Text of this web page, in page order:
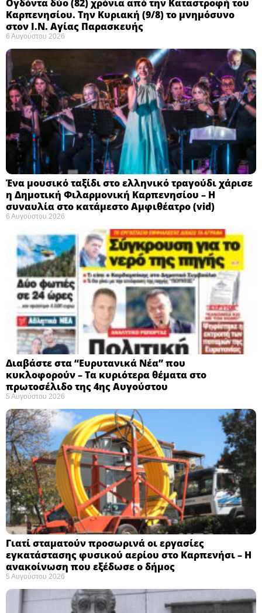
Ογδόντα δύο (82) χρόνια από την Καταστροφή του
Καρπενησίου. Την Κυριακή (9/8) το μνημόσυνο
στον Ι.Ν. Αγίας Παρασκευής
6 Αυγούστου 2026
Ένα μουσικό ταξίδι στο ελληνικό τραγούδι χάρισε
η Δημοτική Φιλαρμονική Καρπενησίου – Η
συναυλία στο κατάμεστο Αμφιθέατρο (vid)
6 Αυγούστου 2026
Διαβάστε στα “Ευρυτανικά Νέα” που
κυκλοφορούν – Τα κυριότερα θέματα στο
πρωτοσέλιδο της 4ης Αυγούστου
5 Αυγούστου 2026
Γιατί σταματούν προσωρινά οι εργασίες
εγκατάστασης φυσικού αερίου στο Καρπενήσι – Η
ανακοίνωση που εξέδωσε ο δήμος
5 Αυγούστου 2026